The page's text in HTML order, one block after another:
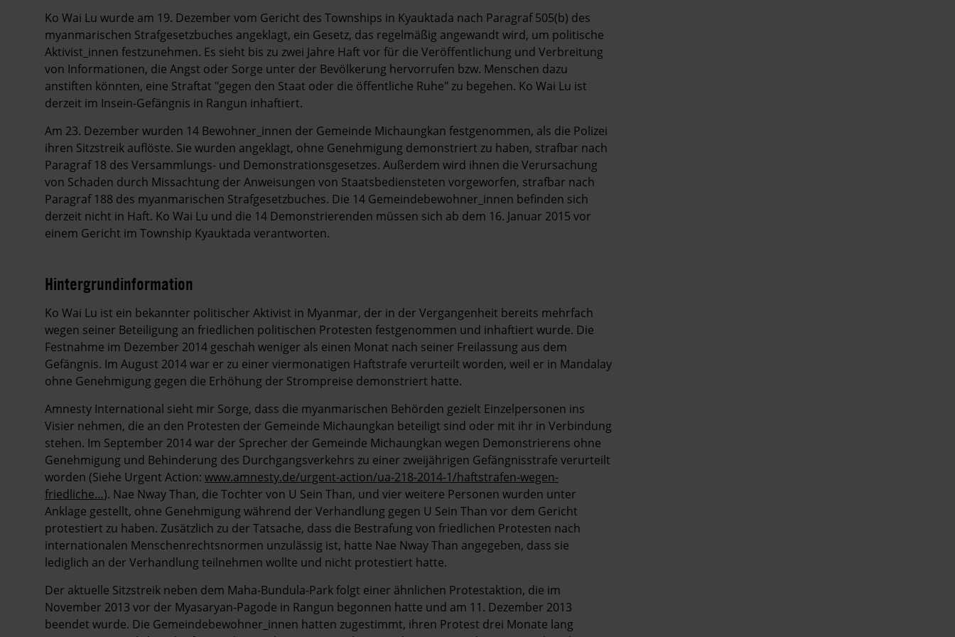
Ko Wai Lu wurde am 19. Dezember vom Gericht des Townships in Kyauktada nach Paragraf 505(b) des
myanmarischen Strafgesetzbuches angeklagt, ein Gesetz, das regelmäßig angewandt wird, um politische
Aktivist_innen festzunehmen. Es sieht bis zu zwei Jahre Haft vor für die Veröffentlichung und Verbreitung
von Informationen, die Angst oder Sorge unter der Bevölkerung hervorrufen bzw. Menschen dazu
anstiften könnten, eine Straftat "gegen den Staat oder die öffentliche Ruhe" zu begehen. Ko Wai Lu ist
derzeit im Insein-Gefängnis in Rangun inhaftiert.
Am 23. Dezember wurden 14 Bewohner_innen der Gemeinde Michaungkan festgenommen, als die Polizei
ihren Sitzstreik auflöste. Sie wurden angeklagt, ohne Genehmigung demonstriert zu haben, strafbar nach
Paragraf 18 des Versammlungs- und Demonstrationsgesetzes. Außerdem wird ihnen die Verursachung
von Schaden durch Missachtung der Anweisungen von Staatsbediensteten vorgeworfen, strafbar nach
Paragraf 188 des myanmarischen Strafgesetzbuches. Die 14 Gemeindebewohner_innen befinden sich
derzeit nicht in Haft. Ko Wai Lu und die 14 Demonstrierenden müssen sich ab dem 16. Januar 2015 vor
einem Gericht im Township Kyauktada verantworten.
Hintergrundinformation
Hintergrund
Ko Wai Lu ist ein bekannter politischer Aktivist in Myanmar, der in der Vergangenheit bereits mehrfach
wegen seiner Beteiligung an friedlichen politischen Protesten festgenommen und inhaftiert wurde. Die
Festnahme im Dezember 2014 geschah weniger als einen Monat nach seiner Freilassung aus dem
Gefängnis. Im August 2014 war er zu einer viermonatigen Haftstrafe verurteilt worden, weil er in Mandalay
ohne Genehmigung gegen die Erhöhung der Strompreise demonstriert hatte.
Amnesty International sieht mir Sorge, dass die myanmarischen Behörden gezielt Einzelpersonen ins
Visier nehmen, die an den Protesten der Gemeinde Michaungkan beteiligt sind oder mit ihr in Verbindung
stehen. Im September 2014 war der Sprecher der Gemeinde Michaungkan wegen Demonstrierens ohne
Genehmigung und Behinderung des Durchgangsverkehrs zu einer zweijährigen Gefängnisstrafe verurteilt
worden (Siehe Urgent Action: www.amnesty.de/urgent-action/ua-218-2014-1/haftstrafen-wegen-
friedliche…). Nae Nway Than, die Tochter von U Sein Than, und vier weitere Personen wurden unter
Anklage gestellt, ohne Genehmigung während der Verhandlung gegen U Sein Than vor dem Gericht
protestiert zu haben. Zusätzlich zu der Tatsache, dass die Bestrafung von friedlichen Protesten nach
internationalen Menschenrechtsnormen unzulässig ist, hatte Nae Nway Than angegeben, dass sie
lediglich an der Verhandlung teilnehmen wollte und nicht protestiert hatte.
Der aktuelle Sitzstreik neben dem Maha-Bundula-Park folgt einer ähnlichen Protestaktion, die im
November 2013 vor der Myasaryan-Pagode in Rangun begonnen hatte und am 11. Dezember 2013
beendet wurde. Die Gemeindebewohner_innen hatten zugestimmt, ihren Protest drei Monate lang